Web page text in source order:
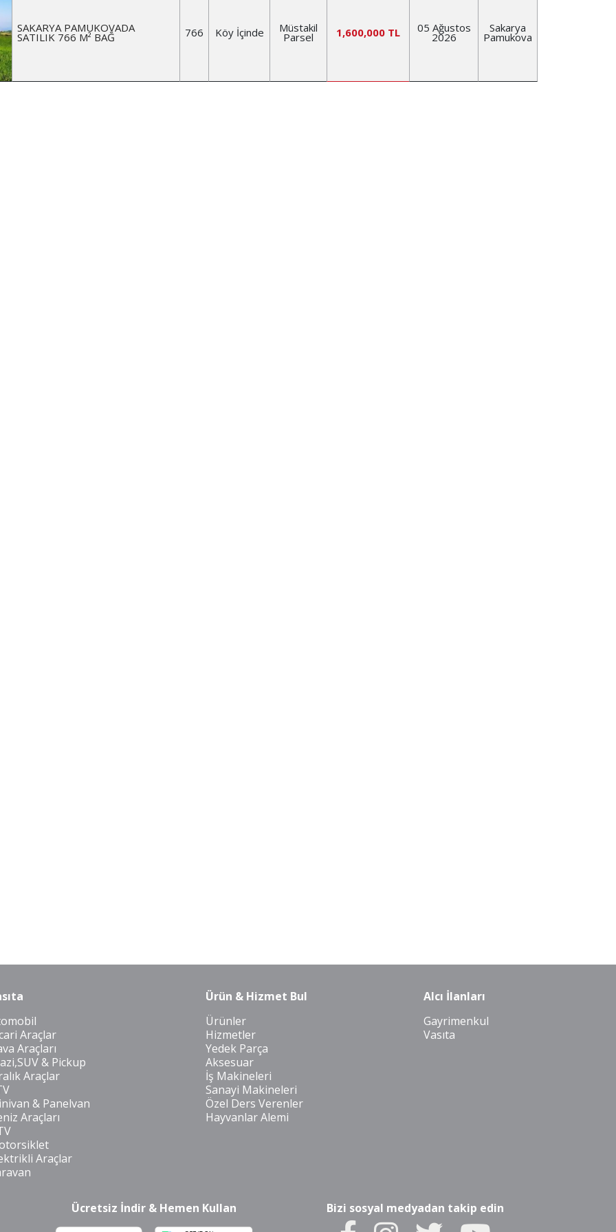
SAKARYA PAMUKOVADA
SATILIK 766 M² BAĞ 766 Köy İçinde Müstakil
Parsel 1,600,000 TL 05 Ağustos
2026
Sakarya
Pamukova
Araçlar
Araçları
& Pickup
Araçlar
& Panelvan
Araçları
Araçlar
Ürün & Hizmet Bul
Ürünler
Hizmetler
Yedek Parça
Aksesuar
İş Makineleri
Sanayi Makineleri
Özel Ders Verenler
Hayvanlar Alemi
Alcı İlanları
Gayrimenkul
Vasıta
Ücretsiz İndir & Hemen Kullan Bizi sosyal medyadan takip edin